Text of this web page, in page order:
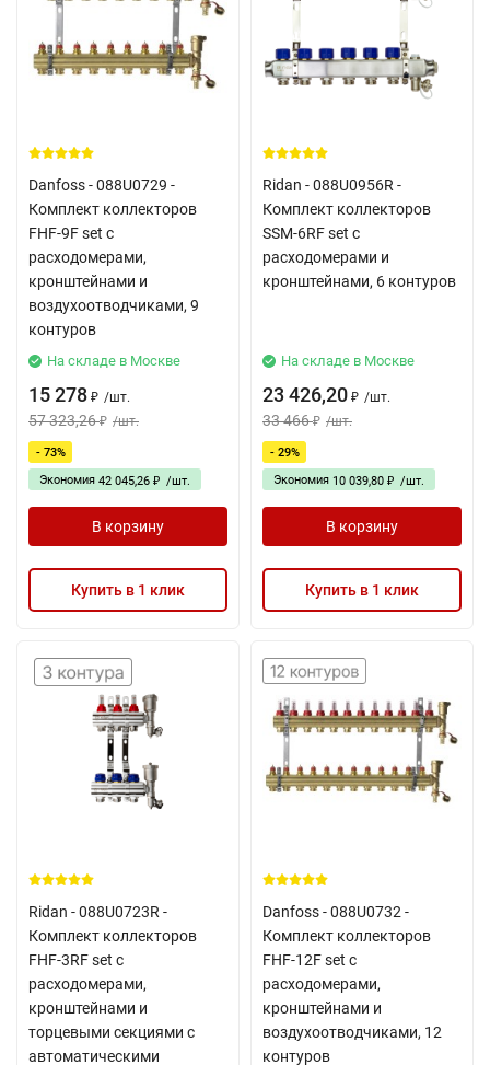
Danfoss - 088U0729 -
Комплект коллекторов
FHF-9F set с
расходомерами,
кронштейнами и
воздухоотводчиками, 9
контуров
На складе в Москве
15 278 ₽ /шт.
57 323,26 ₽ /шт.
- 73%
Экономия 42 045,26 ₽ /шт.
В корзину
Купить в 1 клик
Ridan - 088U0956R -
Комплект коллекторов
SSM-6RF set с
расходомерами и
кронштейнами, 6 контуров
На складе в Москве
23 426,20 ₽ /шт.
33 466 ₽ /шт.
- 29%
Экономия 10 039,80 ₽ /шт.
В корзину
Купить в 1 клик
Ridan - 088U0723R -
Комплект коллекторов
FHF-3RF set с
расходомерами,
кронштейнами и
торцевыми секциями с
автоматическими
Danfoss - 088U0732 -
Комплект коллекторов
FHF-12F set с
расходомерами,
кронштейнами и
воздухоотводчиками, 12
контуров